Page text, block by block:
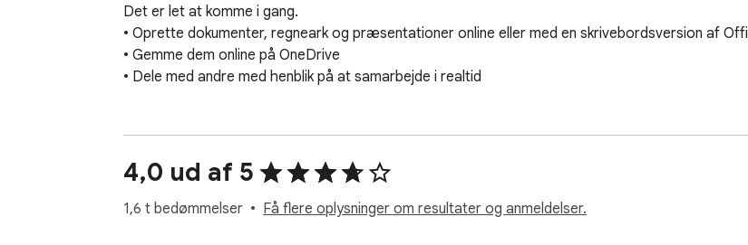
Det er let at komme i gang.
• Oprette dokumenter, regneark og præsentationer online eller med en skrivebordsversion af
• Gemme dem online på OneDrive
• Dele med andre med henblik på at samarbejde i realtid
4,0 ud af 5
1,6 t bedømmelser Få flere oplysninger om resultater og anmeldelser.